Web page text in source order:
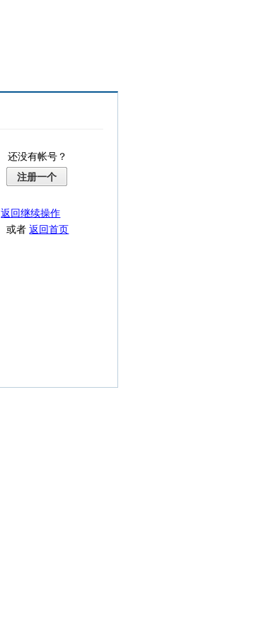
还没有帐号？
注册一个
返回继续操作
或者返回首页